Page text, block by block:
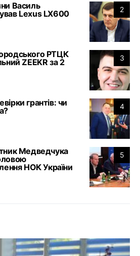
2
Василь
Lexus LX600
3
РТЦК
ZEEKR за 2
4
грантів: чи
5
Медведчука
НОК України